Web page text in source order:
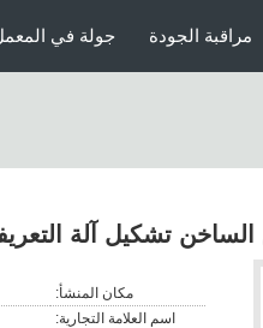
جولة في مراقبة الجودة
الساخن تشكيل آلة
مكان المنشأ:
اسم العلامة التجارية: